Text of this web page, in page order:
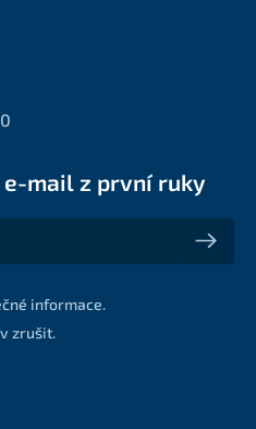
e-mail z první ruky
ruky
informace.
zrušit.